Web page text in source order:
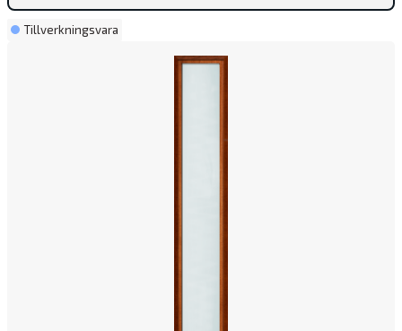
Tillverkningsvara